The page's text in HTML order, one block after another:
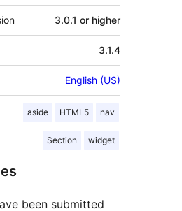
3.0.1 or higher
3.1.4
English (US)
aside HTML5 nav
Section widget
been submitted